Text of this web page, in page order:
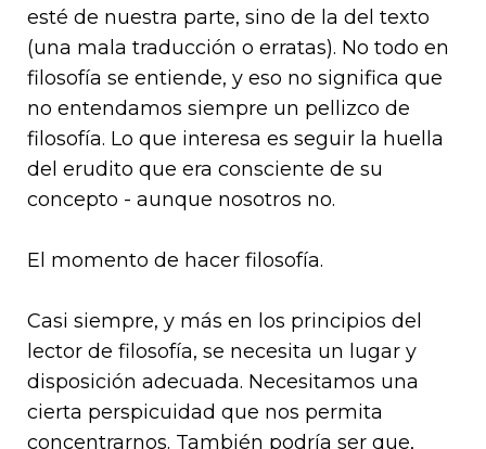
esté de nuestra parte, sino de la del texto
(una mala traducción o erratas). No todo en
filosofía se entiende, y eso no significa que
no entendamos siempre un pellizco de
filosofía. Lo que interesa es seguir la huella
del erudito que era consciente de su
concepto - aunque nosotros no.
El momento de hacer filosofía.
Casi siempre, y más en los principios del
lector de filosofía, se necesita un lugar y
disposición adecuada. Necesitamos una
cierta perspicuidad que nos permita
concentrarnos. También podría ser que,